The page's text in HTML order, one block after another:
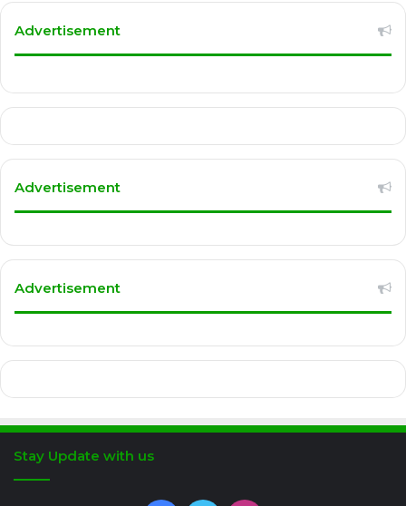
Advertisement
Advertisement
Advertisement
Stay Update with us